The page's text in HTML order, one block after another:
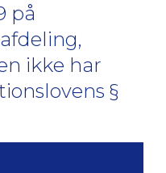
på
ikke har
§